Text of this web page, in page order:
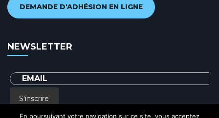
DEMANDE D'ADHÉSION EN LIGNE
NEWSLETTER
S'inscrire
En poursuivant votre navigation sur ce site, vous acceptez